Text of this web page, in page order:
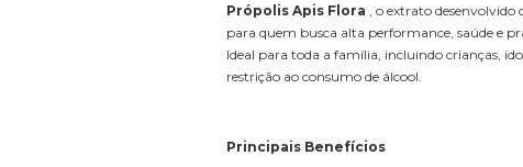
Própolis Apis Flora , o extrato desenvolvido
para quem busca alta performance, saúde e
Ideal para toda a família, incluindo crianças,
restrição ao consumo de álcool.
Principais Benefícios